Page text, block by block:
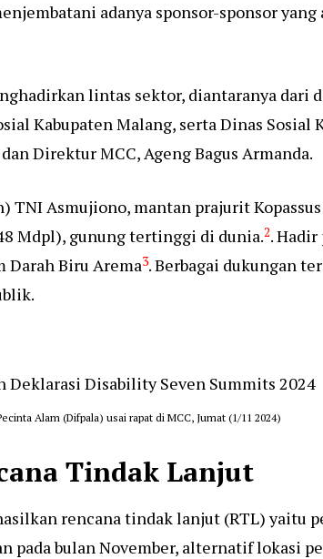
adanya sponsor-sponsor
lintas sektor, diantaranya dari
Kabupaten Malang, serta Dinas Sosial
Direktur MCC, Ageng Bagus Armanda.
TNI Asmujiono, mantan prajurit
Mdpl), gunung tertinggi di dunia.2. Hadir
Biru Arema3. Berbagai dukungan
Alam (Difpala) usai rapat di MCC, Jumat (1/11 2024)
Tindak Lanjut
rencana tindak lanjut (RTL) yaitu
pada bulan November, alternatif lokasi